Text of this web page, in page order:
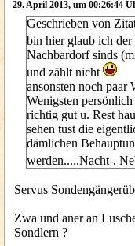
29. April 2013, um 00:26:44
Geschrieben von
bin hier glaub ich
Nachbardorf sinds
und zählt nicht
ansonsten noch paar
Wenigsten
richtig gut u. Rest
sehen tust die
dämlichen
werden.....Nacht-,
Servus
Zwa und aner an
Sondlern ?